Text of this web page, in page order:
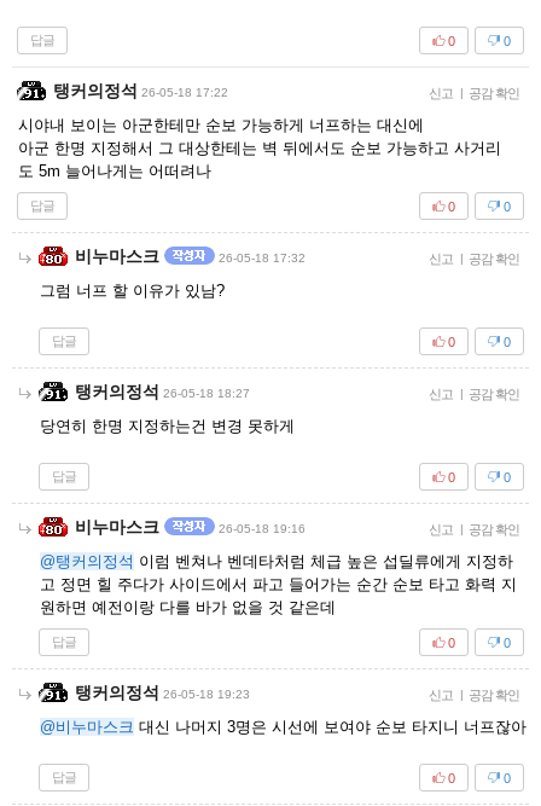
답글 0
0
탱커의정석 26-05-18 17:22 신고 | 공감 확인
시야내 보이는 아군한테만 순보 가능하게 너프하는 대신에
아군 한명 지정해서 그 대상한테는 벽 뒤에서도 순보 가능하고 사거리
도 5m 늘어나게는 어떠려나
답글 0
0
비누마스크 26-05-18 17:32 신고 | 공감 확인
그럼 너프 할 이유가 있남?
답글 0
0
탱커의정석 26-05-18 18:27 신고 | 공감 확인
당연히 한명 지정하는건 변경 못하게
답글 0
0
비누마스크 26-05-18 19:16 신고 | 공감 확인
@탱커의정석 이럼 벤쳐나 벤데타처럼 체급 높은 섭딜류에게 지정하
고 정면 힐 주다가 사이드에서 파고 들어가는 순간 순보 타고 화력 지
원하면 예전이랑 다를 바가 없을 것 같은데
답글 0
0
탱커의정석 26-05-18 19:23 신고 | 공감 확인
@비누마스크 대신 나머지 3명은 시선에 보여야 순보 타지니 너프잖아
답글 0
0